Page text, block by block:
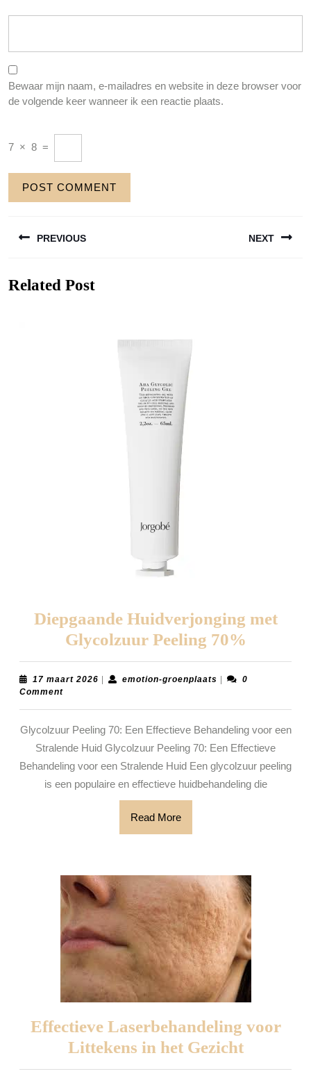
Bewaar mijn naam, e-mailadres en website in deze browser voor
de volgende keer wanneer ik een reactie plaats.
7 × 8 =
PREVIOUS
post:
NEXT
Related Post
Diepgaande Huidverjonging met
Glycolzuur Peeling 70%
met
70%
17 maart 2026 17
| emotion-groenplaatsemotion-
|
0
Comment
Glycolzuur Peeling 70: Een Effectieve Behandeling voor een
Stralende Huid Glycolzuur Peeling 70: Een Effectieve
Behandeling voor een Stralende Huid Een glycolzuur peeling
is een populaire en effectieve huidbehandeling die
Read MoreRead
More
Effectieve Laserbehandeling voor
Littekens in het Gezicht